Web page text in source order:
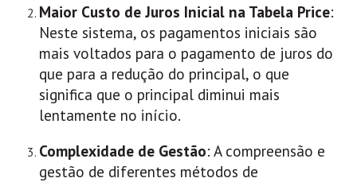
Maior Custo de Juros Inicial na Tabela Price:
Neste sistema, os pagamentos iniciais são
mais voltados para o pagamento de juros do
que para a redução do principal, o que
significa que o principal diminui mais
lentamente no início.
Complexidade de Gestão: A compreensão e
gestão de diferentes métodos de